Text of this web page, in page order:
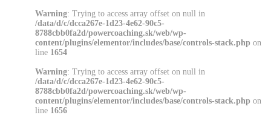
Warning: Trying to access array offset on null in
/data/d/c/dcca267e-1d23-4e62-90c5-
8788cbb0fa2d/powercoaching.sk/web/wp-
content/plugins/elementor/includes/base/controls-stack.php on
line 1654
Warning: Trying to access array offset on null in
/data/d/c/dcca267e-1d23-4e62-90c5-
8788cbb0fa2d/powercoaching.sk/web/wp-
content/plugins/elementor/includes/base/controls-stack.php on
line 1656